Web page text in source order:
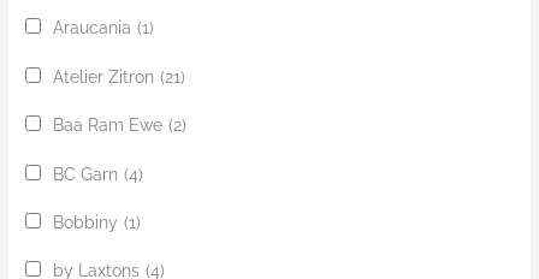
Araucania (1)
Atelier Zitron (21)
Baa Ram Ewe (2)
BC Garn (4)
Bobbiny (1)
by Laxtons (4)